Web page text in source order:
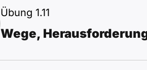
Übung 1.11
Wege,